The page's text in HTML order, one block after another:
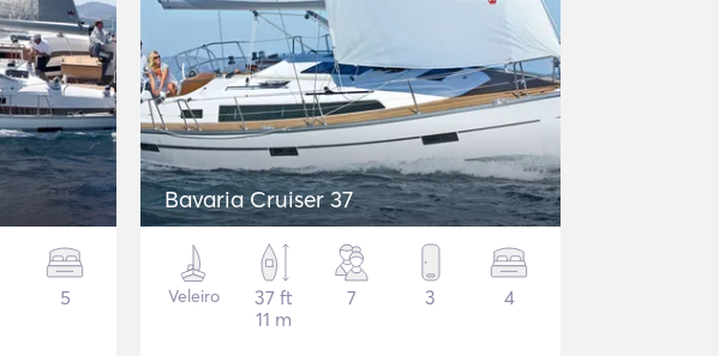
5
Bavaria Cruiser 37
Veleiro
37 ft
11 m
7 3 4